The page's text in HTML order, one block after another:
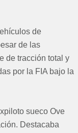
de
de las
de tracción total y
por la FIA bajo la
sueco Ove
Destacaba